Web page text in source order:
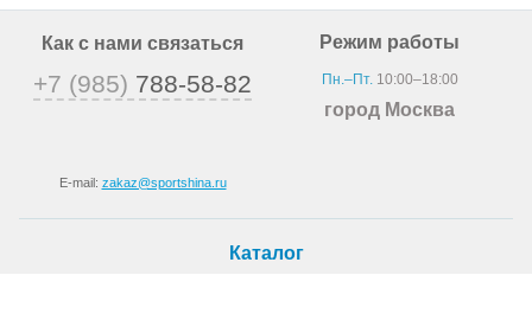
Как с нами связаться
+7 (985) 788-58-82
E-mail: zakaz@sportshina.ru
Режим работы
Пн.–Пт.10:00–18:00
город Москва
Каталог